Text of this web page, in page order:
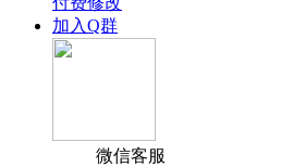
加入Q群
微信客服